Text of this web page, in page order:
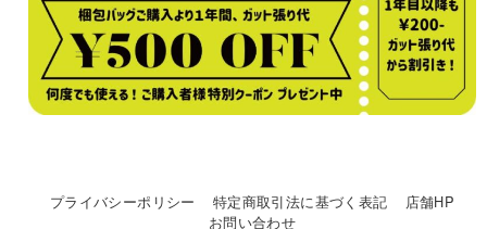
プライバシーポリシー 特定商取引法に基づく表記
店舗HP
お問い合わせ